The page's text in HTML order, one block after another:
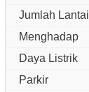
Jumlah Lantai
Menghadap
Daya Listrik
Parkir